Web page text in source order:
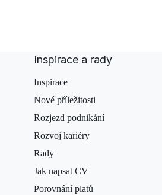
Inspirace a rady
Inspirace
Nové příležitosti
Rozjezd podnikání
Rozvoj kariéry
Rady
Jak napsat CV
Porovnání platů